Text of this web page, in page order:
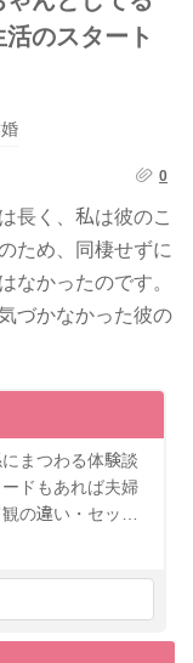
のスタート
0
長く、私は彼のこ
ため、同棲せずに
なかったのです。
づかなかった彼の
まつわる体験談
ドもあれば夫婦
の違い・セッ…